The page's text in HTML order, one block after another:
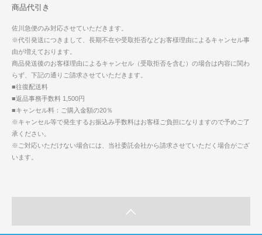
商品代引き
佐川急便のみ対応させていただきます。
※代引発送につきまして、長期不在や受取拒否などお客様理由によるキャンセル事
由が増えております。
商品発送後のお客様理由によるキャンセル（受取拒否を含む）の場合は内容に関わ
らず、下記の通りご請求させていただきます。
■往復配送料
■返品事務手数料 1,500円
■キャンセル料：ご購入金額の20％
※キャンセル等で発生するお振込み手数料はお客様ご負担になりますので予めご了
承ください。
※ご対応いただけない場合には、当社委託会社から請求させていただく場合がござ
います。